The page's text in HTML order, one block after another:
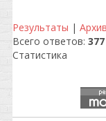
Результаты |
Всего ответов: 377
Статистика